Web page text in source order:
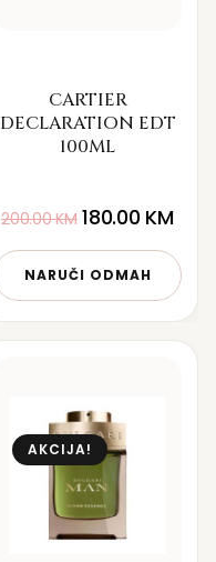
CARTIER
DECLARATION EDT
100ML
200.00KM 180.00 KM
NARUČI ODMAH
AKCIJA!